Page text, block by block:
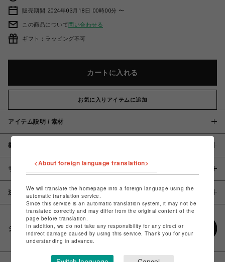
販売期間 2024年03月18日 00時00分 〜
この商品について問い合わせる
ギフト：ラッピング不可
カートに入れる
お気に入りアイテムに追加
アイテム説明 / 素材
概要
サイズ
注意事項
シェアする
<About foreign language translation>
We will translate the homepage into a foreign language using the
automatic translation service.
Since this service is an automatic translation system, it may not be
translated correctly and may differ from the original content of the
page before translation.
In addition, we do not take any responsibility for any direct or
indirect damage caused by using this service. Thank you for your
understanding in advance.